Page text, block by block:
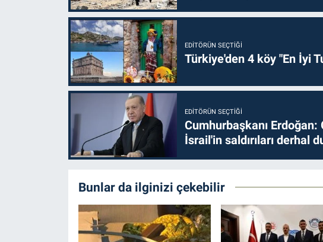
EDITÖRÜN SEÇTIĞI
Türkiye'den 4 köy "En İyi
EDITÖRÜN SEÇTIĞI
Cumhurbaşkanı
İsrail'in saldırıları derhal
Bunlar da ilginizi çekebilir